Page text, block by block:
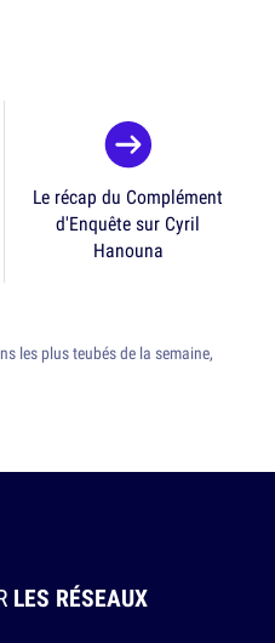
Le récap du Complément
d'Enquête sur Cyril
Hanouna
les plus teubés de la semaine,
LES RÉSEAUX